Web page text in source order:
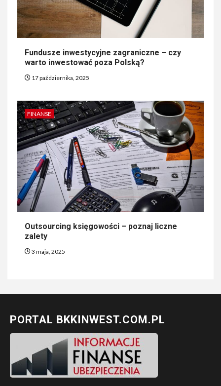
Fundusze inwestycyjne zagraniczne – czy
warto inwestować poza Polską?
17 października, 2025
FINANSE
Outsourcing księgowości – poznaj liczne
zalety
3 maja, 2025
PORTAL BKKINWEST.COM.PL